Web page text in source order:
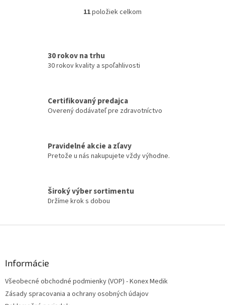
O
a
p
r
v
ý
s
u
11položiek celkom
30 rokov na trhu
30 rokov kvality a spoľahlivosti
Certifikovaný predajca
Overený dodávateľ pre zdravotníctvo
Pravidelné akcie a zľavy
Pretože u nás nakupujete vždy výhodne.
Široký výber sortimentu
Držíme krok s dobou
Informácie
Všeobecné obchodné podmienky (VOP) - Konex Medik
Zásady spracovania a ochrany osobných údajov